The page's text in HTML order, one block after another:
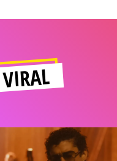
VIRAL